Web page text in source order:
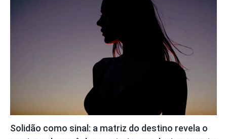
Solidão como sinal: a matriz do destino revela o